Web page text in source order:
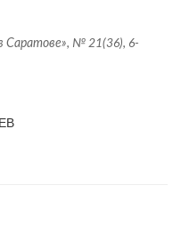
Саратове», № 21(36), 6-